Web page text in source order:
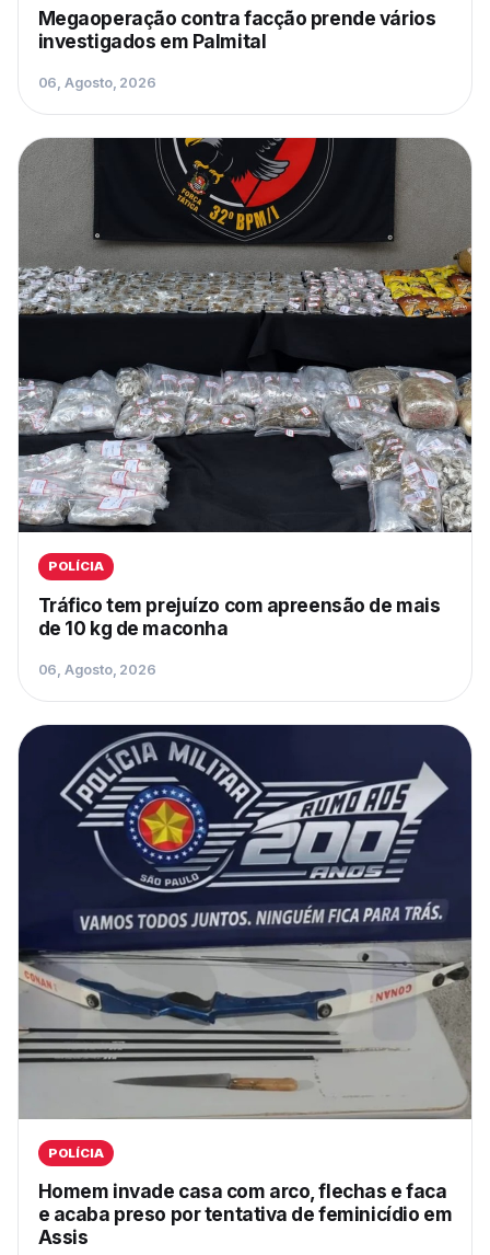
Megaoperação contra facção prende vários
investigados em Palmital
06, Agosto, 2026
POLÍCIA
Tráfico tem prejuízo com apreensão de mais
de 10 kg de maconha
06, Agosto, 2026
POLÍCIA
Homem invade casa com arco, flechas e faca
e acaba preso por tentativa de feminicídio em
Assis